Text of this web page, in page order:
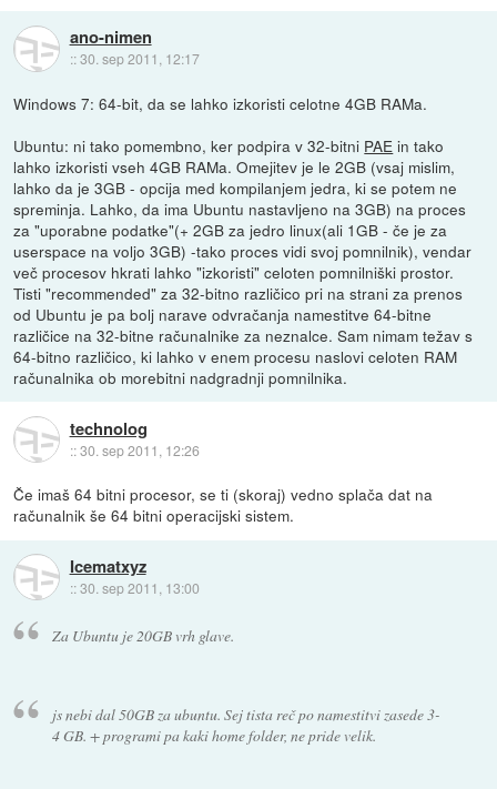
ano-nimen
::30. sep 2011, 12:17
Windows 7: 64-bit, da se lahko izkoristi celotne 4GB RAMa.
Ubuntu: ni tako pomembno, ker podpira v 32-bitni PAE in tako
lahko izkoristi vseh 4GB RAMa. Omejitev je le 2GB (vsaj mislim,
lahko da je 3GB - opcija med kompilanjem jedra, ki se potem ne
spreminja. Lahko, da ima Ubuntu nastavljeno na 3GB) na proces
za "uporabne podatke"(+ 2GB za jedro linux(ali 1GB - če je za
userspace na voljo 3GB) -tako proces vidi svoj pomnilnik), vendar
več procesov hkrati lahko "izkoristi" celoten pomnilniški prostor.
Tisti "recommended" za 32-bitno različico pri na strani za prenos
od Ubuntu je pa bolj narave odvračanja namestitve 64-bitne
različice na 32-bitne računalnike za neznalce. Sam nimam težav s
64-bitno različico, ki lahko v enem procesu naslovi celoten RAM
računalnika ob morebitni nadgradnji pomnilnika.
technolog
::30. sep 2011, 12:26
Če imaš 64 bitni procesor, se ti (skoraj) vedno splača dat na
računalnik še 64 bitni operacijski sistem.
Icematxyz
::30. sep 2011, 13:00
Za Ubuntu je 20GB vrh glave.
js nebi dal 50GB za ubuntu. Sej tista reč po namestitvi zasede 3-
4 GB. + programi pa kaki home folder, ne pride velik.